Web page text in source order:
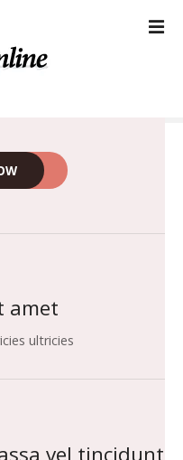
amet
ultricies
vel tincidunt